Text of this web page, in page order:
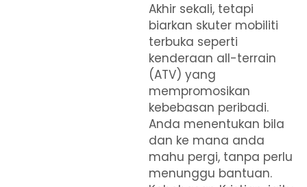
Akhir sekali, tetapi
biarkan skuter mobiliti
terbuka seperti
kenderaan all-terrain
(ATV) yang
mempromosikan
kebebasan peribadi.
Anda menentukan bila
dan ke mana anda
mahu pergi, tanpa perlu
menunggu bantuan.